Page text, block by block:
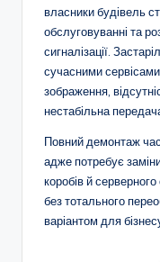
власники будівель
обслуговуванні та
сигналізації.
сучасними
зображення,
нестабільна
Повний демонтаж
адже потребує
коробів й
без тотального
варіантом для